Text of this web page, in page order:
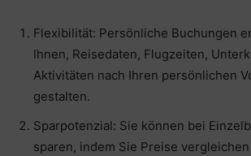
Flexibilität: Persönliche Buchungen
Ihnen, Reisedaten, Flugzeiten,
Aktivitäten nach Ihren persönlichen
gestalten.
Sparpotenzial: Sie können bei
sparen, indem Sie Preise